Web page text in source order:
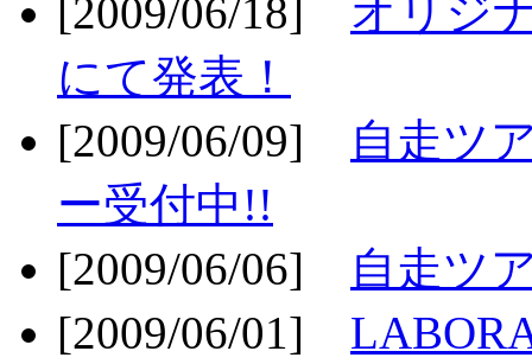
[2009/06/18] オリジ
にて発表！
[2009/06/09]
自走ツ
ー受付中!!
[2009/06/06]
自走ツ
[2009/06/01]